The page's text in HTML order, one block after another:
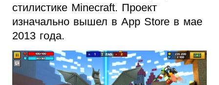
стилистике Minecraft. Проект
изначально вышел в App Store в мае
2013 года.